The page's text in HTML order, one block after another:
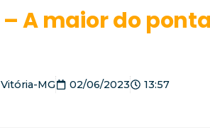
– A maior do
MG 02/06/2023 13:57